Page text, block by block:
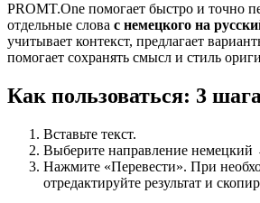
PROMT.One помогает быстро и точно
отдельные слова с немецкого на
учитывает контекст, предлагает
помогает сохранять смысл и стиль
Как пользоваться: 3
Вставьте текст.
Выберите направление немецкий
Нажмите «Перевести». При
отредактируйте результат и